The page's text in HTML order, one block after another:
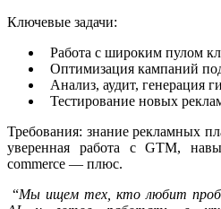
Ключевые задачи:
Работа с широким пулом
Оптимизация кампаний
Анализ, аудит, генерация
Тестирование новых
Требования: знание рекламных
уверенная работа с GTM,
commerce — плюс.
“Мы ищем тех, кто любит